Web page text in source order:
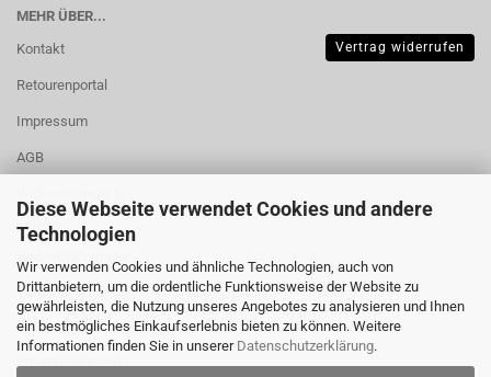
Diese Webseite verwendet Cookies und andere
Technologien
Wir verwenden Cookies und ähnliche Technologien, auch von
Drittanbietern, um die ordentliche Funktionsweise der Website zu
gewährleisten, die Nutzung unseres Angebotes zu analysieren und Ihnen
ein bestmögliches Einkaufserlebnis bieten zu können. Weitere
Informationen finden Sie in unserer Datenschutzerklärung.
MEHR ÜBER...
Kontakt
Retourenportal
Impressum
AGB
Muster-
Widerrufsformular
Versand- &
Zahlungsbedingungen
Vertrag widerrufen